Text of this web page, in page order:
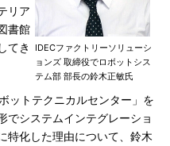
IDECファクトリーソリューシ
ョンズ 取締役でロボットシス
テム部 部長の鈴木正敏氏
リア
書館
てき
ットテクニカルセンター」を
でシステムインテグレーショ
特化した理由について、鈴木